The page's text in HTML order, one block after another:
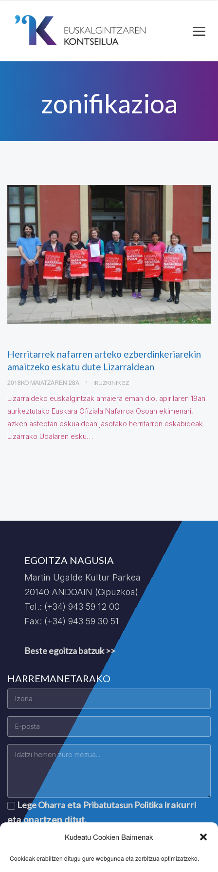
Kudeatu Cookien Baimenak
Cookieak erabiltzen ditugu gure webgunea eta zerbitzua optimizatzeko.
zonifikazioa
Herritarrek nafarren arteko ezberdinkeriarekin
amaitzeko eskatu dute Lizarraldean
2018KO MAIATZAREN 28A IRUZKINIK EZ
Lizarraldeko euskalgintzak amaiera eman dio, apirilaren 19an
aurkeztutako Euskara Ofiziala Nafarroa Osoan ekimenari,
azken asteotan eskualdean jasotako herritarren eskabideak
Lizarrako Udalaren esku…
EGOITZA NAGUSIA
Martin Ugalde Kultur Parkea
20140 ANDOAIN (Gipuzkoa)
Tel.: (+34) 943 59 12 00
Fax: (+34) 943 59 30 51
Beste egoitza batzuk >>
HARREMANETARAKO
Lege Oharra eta Pribatutasun Politika irakurri
eta onartzen ditut.